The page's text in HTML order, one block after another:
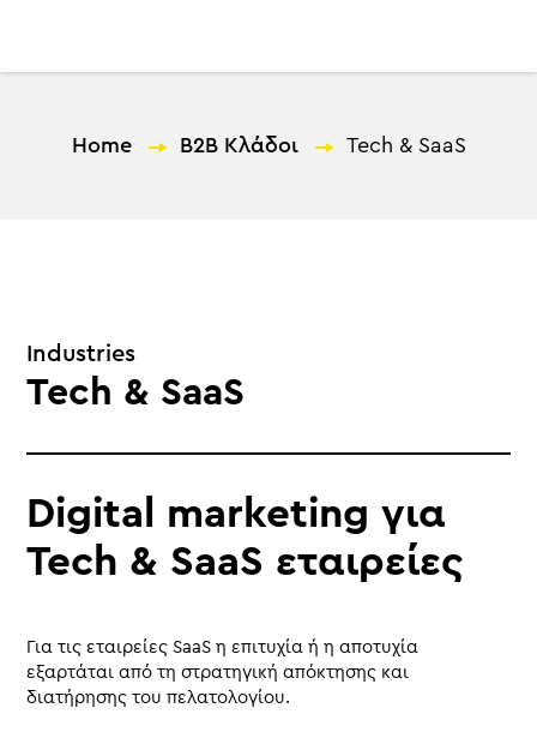
Home — B2B Κλάδοι — Tech & SaaS
Industries
Tech & SaaS
Digital marketing για
Tech & SaaS εταιρείες
Για τις εταιρείες SaaS η επιτυχία ή η αποτυχία
εξαρτάται από τη στρατηγική απόκτησης και
διατήρησης του πελατολογίου.